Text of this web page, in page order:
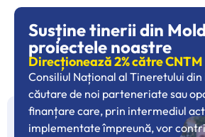
Susține tinerii din
proiectele noastre
Direcționează 2% către CNTM
Consiliul Național al Tineretului din
căutare de noi parteneriate sau
finanțare care, prin intermediul
implementate împreună, vor